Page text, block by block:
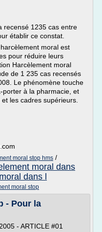
recensé 1235 cas entre
établir ce constat.
moral est
pour réduire leurs
Harcèlement moral
de 1 235 cas recensés
Le phénomène touche
à la pharmacie, et
les cadres supérieurs.
moral stop hms /
moral dans
dans l
moral stop
- Pour la
- ARTICLE #01